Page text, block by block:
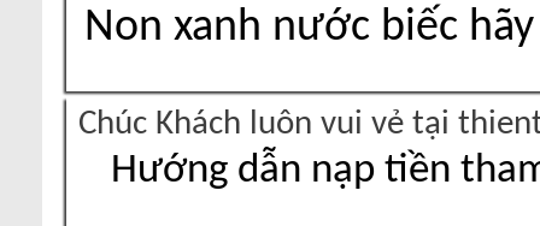
Non xanh nước biếc
Chúc Khách luôn vui vẻ tại
Hướng dẫn nạp tiền